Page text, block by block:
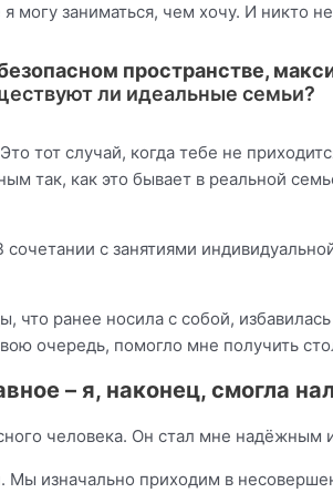
могу заниматься, чем хочу. И никто
пространстве,
ли идеальные семьи?
тот случай, когда тебе не
так, как это бывает в реальной
с занятиями
ранее носила с собой,
очередь, помогло мне получить
– я, наконец, смогла
человека. Он стал мне
Мы изначально приходим в